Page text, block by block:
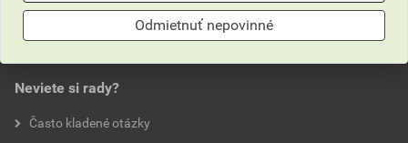
Neviete si rady?
Často kladené otázky
Odmietnuť nepovinné